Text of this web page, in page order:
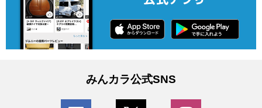
みんカラ公式SNS